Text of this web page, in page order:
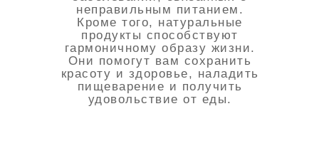
неправильным питанием.
Кроме того, натуральные
продукты способствуют
гармоничному образу жизни.
Они помогут вам сохранить
красоту и здоровье, наладить
пищеварение и получить
удовольствие от еды.